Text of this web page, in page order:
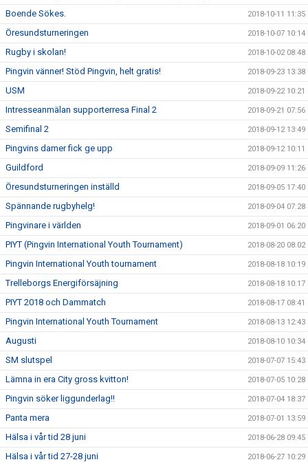
Boende Sökes. 2018-10-11 11:35
Öresundsturneringen 2018-10-07 10:14
Rugby i skolan! 2018-10-02 08:48
Pingvin vänner! Stöd Pingvin, helt gratis! 2018-09-23 13:38
USM 2018-09-22 10:21
Intresseanmälan supporterresa Final 2 2018-09-21 07:56
Semifinal 2 2018-09-12 13:49
Pingvins damer fick ge upp 2018-09-12 10:11
Guildford 2018-09-09 11:26
Öresundsturneringen inställd 2018-09-05 17:40
Spännande rugbyhelg! 2018-09-04 07:28
Pingvinare i världen 2018-09-01 06:20
PIYT (Pingvin International Youth Tournament) 2018-08-20 08:02
Pingvin International Youth tournament 2018-08-18 10:19
Trelleborgs Energiförsäjning 2018-08-18 10:17
PIYT 2018 och Dammatch 2018-08-17 08:41
Pingvin International Youth Tournament 2018-08-13 12:43
Augusti 2018-08-10 10:34
SM slutspel 2018-07-07 15:43
Lämna in era City gross kvitton! 2018-07-05 10:28
Pingvin söker liggunderlag!! 2018-07-04 18:37
Panta mera 2018-07-01 13:59
Hälsa i vår tid 28 juni 2018-06-28 09:45
Hälsa i vår tid 27-28 juni 2018-06-27 10:29